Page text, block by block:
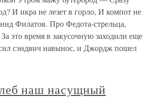
И икра не лезет в горло, И компот не
Филатов. Про Федота-стрельца,
это время в закусочную заходили еще
сэндвич навынос, и Джордж пошел
наш насущный